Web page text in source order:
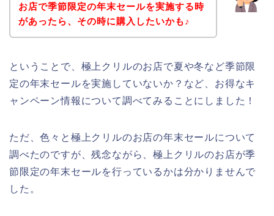
お店で季節限定の年末セールを実施する時
があったら、その時に購入したいかも♪
ということで、極上クリルのお店で夏や冬など季節限
定の年末セールを実施していないか？など、お得なキ
ャンペーン情報について調べてみることにしました！
ただ、色々と極上クリルのお店の年末セールについて
調べたのですが、残念ながら、極上クリルのお店が季
節限定の年末セールを行っているかは分かりませんで
した。